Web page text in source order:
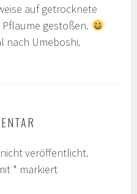
auf getrocknete
Pflaume gestoßen.
nach Umeboshi.
veröffentlicht.
* markiert